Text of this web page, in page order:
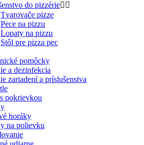
do pizzérie 
Tvarovače pizze
Pece na pizzu
Lopaty na pizzu
Stôl pre pizza pec
pomôcky
a dezinfekcia
zariadení a príslušenstva
pokrievkou
horáky
na polievku